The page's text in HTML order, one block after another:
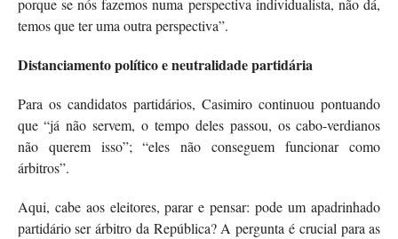
porque se nós fazemos numa perspectiva individualista, não dá,
temos que ter uma outra perspectiva”.
Distanciamento político e neutralidade partidária
Para os candidatos partidários, Casimiro continuou pontuando
que “já não servem, o tempo deles passou, os cabo-verdianos
não querem isso”; “eles não conseguem funcionar como
árbitros”.
Aqui, cabe aos eleitores, parar e pensar: pode um apadrinhado
partidário ser árbitro da República? A pergunta é crucial para as